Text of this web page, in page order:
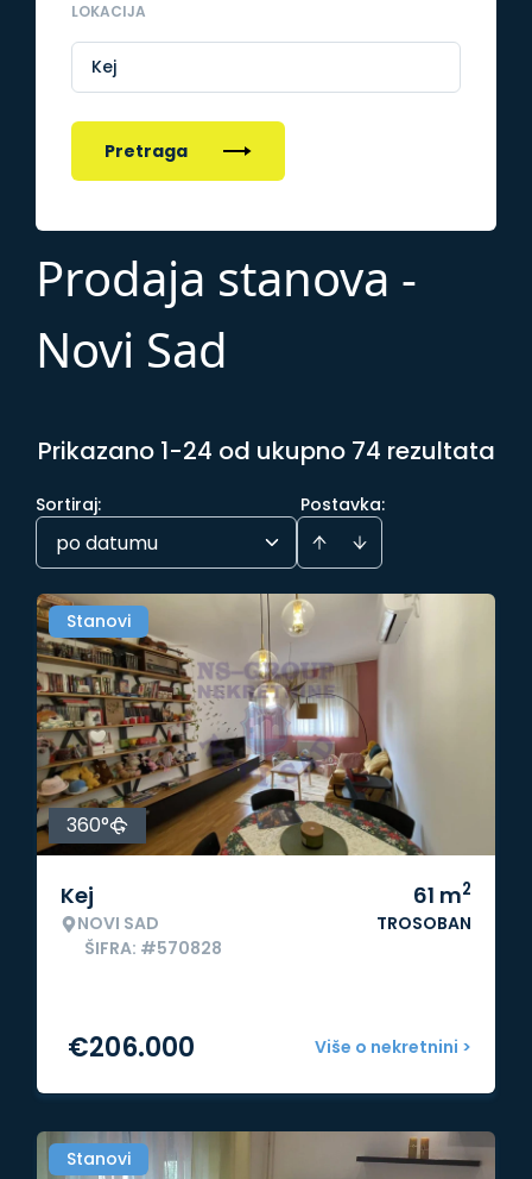
LOKACIJA
Kej
Pretraga
Prodaja stanova -
Novi Sad
Prikazano 1-24 od ukupno 74 rezultata
Postavka:
Sortiraj:
po datumu
Stanovi
360°
Kej
NOVI SAD
ŠIFRA: #570828
61 m2
TROSOBAN
Više o nekretnini >
€206.000
Stanovi